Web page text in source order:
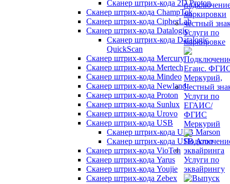
Сканер штрих-кода 2D Proton
Сканер штрих-кода ChampTek
Сканер штрих-кода CipherLab
Сканер штрих-кода Datalogic
Сканер штрих-кода Datalogic
QuickScan
Сканер штрих-кода Mercury
Сканер штрих-кода Mertech
Сканер штрих-кода Mindeo
Сканер штрих-кода Newland
Сканер штрих-кода Proton
Сканер штрих-кода Sunlux
Сканер штрих-кода Urovo
Сканер штрих-кода USB
Сканер штрих-кода USB Marson
Сканер штрих-кода USB Атол
Сканер штрих-кода VioTeh
Сканер штрих-кода Yarus
Сканер штрих-кода Youjie
Сканер штрих-кода Zebex
Услуги по
маркировке
Услуги по
ЕГАИС/
ФГИС
Меркурий
Услуги по
эквайрингу